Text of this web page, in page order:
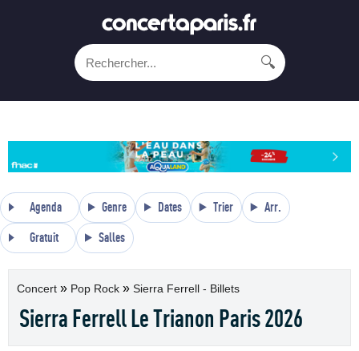
🔍
Agenda Genre Dates Trier Arr.
Gratuit Salles
Concert » Pop Rock » Sierra Ferrell - Billets
Sierra Ferrell Le Trianon Paris 2026